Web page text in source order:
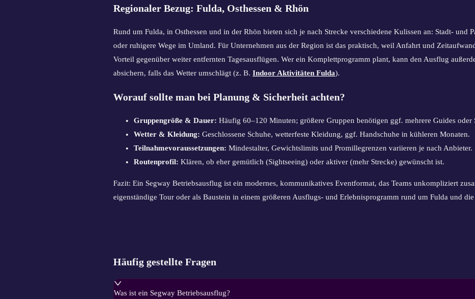
Regionaler Bezug: Fulda, Osthessen & Rhön
Rund um Fulda, in Osthessen und in der Rhön bieten sich je nach Strecke verschiedene Kulissen an: Stadt- und
oder ruhigere Wege im Umland. Für Unternehmen aus der Region ist das praktisch, weil Anfahrt und
Vorteil gegenüber weiter entfernten Tagesausflügen. Wer ein Komplettprogramm plant, kann den Ausflug
absichern, falls das Wetter umschlägt (z. B. Indoor Aktivitäten Fulda).
Worauf sollte man bei Planung & Sicherheit achten?
Gruppengröße & Dauer: Häufig 60–120 Minuten; größere Gruppen benötigen ggf. mehrere Guides oder
Wetter & Kleidung: Geschlossene Schuhe, wetterfeste Kleidung, ggf. Handschuhe in kühleren Monaten.
Teilnahmevoraussetzungen: Mindestalter, Gewichtslimits und Promillegrenzen variieren je nach Anbieter.
Routenprofil: Klären, ob eher gemütlich (Sightseeing) oder aktiver (mehr Strecke) gewünscht ist.
Fazit: Ein Segway Betriebsausflug ist ein modernes, kommunikatives Eventformat, das Teams unkompliziert
eigenständige Tour oder als Baustein in einem größeren Ausflugs- und Erlebnisprogramm rund um Fulda und
Häufig gestellte Fragen
Was ist ein Segway Betriebsausflug?